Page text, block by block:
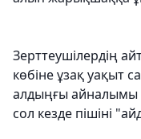
Зерттеушілердің
көбіне ұзақ уақыт
алдыңғы айналымы
сол кезде пішіні